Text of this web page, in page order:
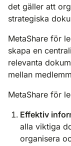
det gäller att
strategiska
MetaShare för
skapa en
relevanta
mellan
MetaShare för
Effektiv
alla viktiga
organisera